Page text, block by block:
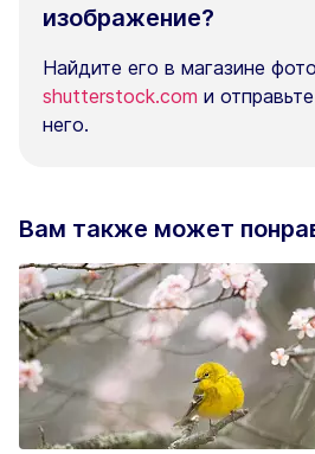
изображение?
Найдите его в магазине
shutterstock.com и
него.
Вам также может